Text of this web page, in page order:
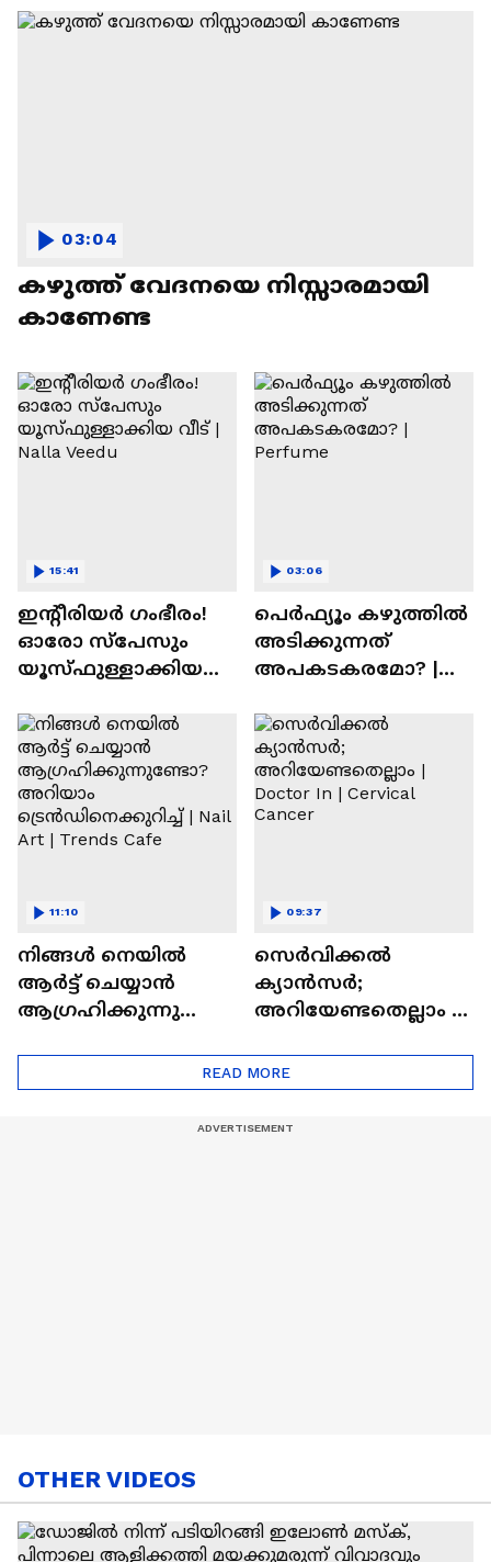
കഴുത്ത് വേദനയെ നിസ്സാരമായി
കാണേണ്ട
03:04
ഇന്റീരിയർ ഗംഭീരം!
ഓരോ സ്‌പേസും
യൂസ്ഫുള്ളാക്കിയ
15:41
പെർഫ്യൂം കഴുത്തിൽ
അടിക്കുന്നത്
അപകടകരമോ? |
03:06
നിങ്ങൾ നെയിൽ
ആർട്ട് ചെയ്യാൻ
ആഗ്രഹിക്കുന്നുണ്ടോ
ട്രെൻഡിനെക്കുറിച്ച് |
Nail Art | Trends Cafe
11:10
സെർവിക്കൽ
ക്യാൻസർ;
അറിയേണ്ടതെല്ലാം |
Cancer
09:37
READ MORE
OTHER VIDEOS